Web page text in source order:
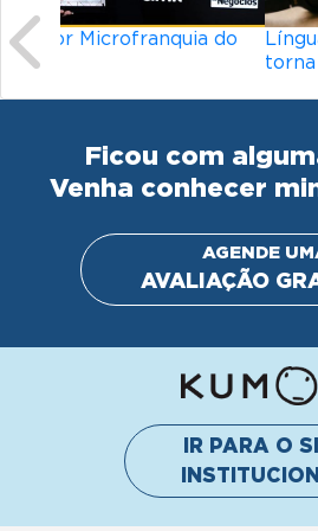
Línguas mais difíceis do
torna um idioma
Ficou com
Venha conhecer
AGENDE
AVALIAÇÃO
IR PARA O